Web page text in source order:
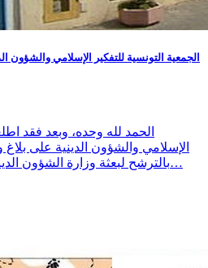
الجمعية التونسية للتفكير الإسلامي والشؤون
الحمد لله وحده، وبعد فقد
الإسلامي والشؤون الدينية على بلاغ
بالترشح لبعثة وزارة الشؤون الدينية لموسم الحج 1448 للهجرة…